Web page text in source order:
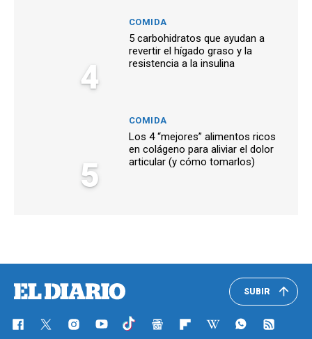
4
COMIDA
5 carbohidratos que ayudan a
revertir el hígado graso y la
resistencia a la insulina
5
COMIDA
Los 4 “mejores” alimentos ricos
en colágeno para aliviar el dolor
articular (y cómo tomarlos)
SUBIR